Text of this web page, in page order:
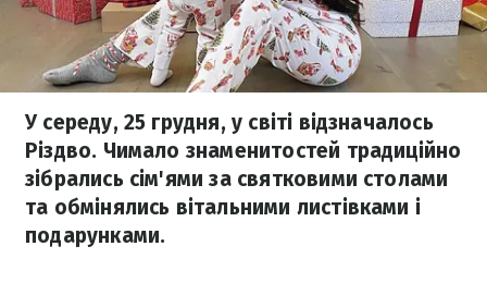
У середу, 25 грудня, у світі відзначалось
Різдво. Чимало знаменитостей традиційно
зібрались сім'ями за святковими столами
та обмінялись вітальними листівками і
подарунками.